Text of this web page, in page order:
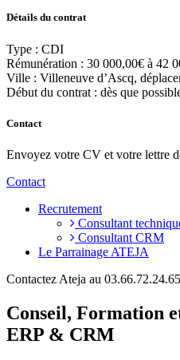
Détails du contrat
Type : CDI
Rémunération : 30 000,00€ à 42
Ville : Villeneuve d’Ascq,
Début du contrat : dès que
Contact
Envoyez votre CV et votre lettre
Contact
Recrutement
Consultant
Consultant CRM
Le Parrainage ATEJA
Contactez Ateja au 03.66.72.24.65
Conseil, Formation
ERP & CRM